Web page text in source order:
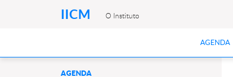
IICM O Instituto
AGENDA
AGENDA